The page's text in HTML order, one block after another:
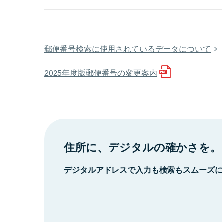
郵便番号検索に使用されているデータについて
2025年度版郵便番号の変更案内
住所に、デジタルの確かさを。
デジタルアドレスで入力も検索もスムーズ